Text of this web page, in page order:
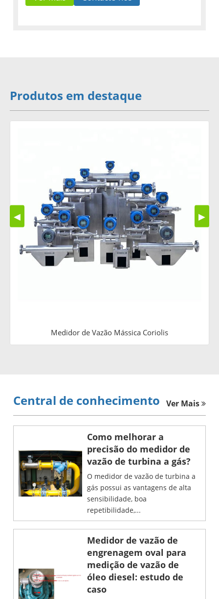
Produtos em destaque
Medidor de Vazão Mássica Coriolis
◀ ▶
Central de conhecimento Ver Mais
Como melhorar a
precisão do medidor de
vazão de turbina a gás?
O medidor de vazão de turbina a
gás possui as vantagens de alta
sensibilidade, boa
repetibilidade,...
Medidor de vazão de
engrenagem oval para
medição de vazão de
óleo diesel: estudo de
caso